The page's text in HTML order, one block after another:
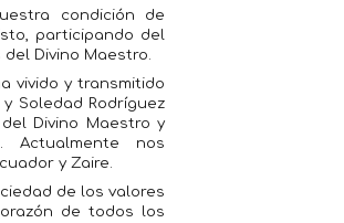
condición de
participando del
Divino Maestro.
vivido y transmitido
Soledad Rodríguez
Divino Maestro y
Actualmente nos
y Zaire.
de los valores
de todos los